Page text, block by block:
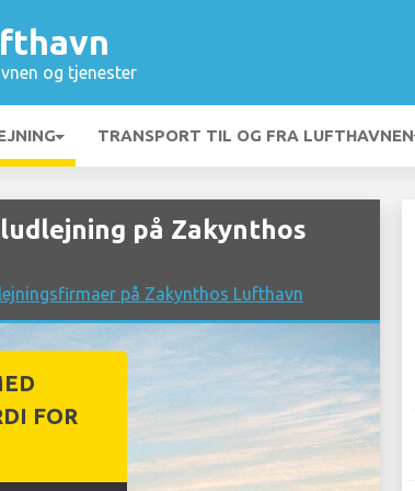
og tjenester
TRANSPORT TIL OG FRA LUFTHAVNEN
på Zakynthos
på Zakynthos Lufthavn
FOR